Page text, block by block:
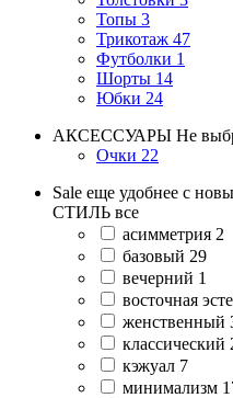
Топы 3
Трикотаж 47
Футболки 1
Шорты 14
Юбки 24
АКСЕССУАРЫ Не
Очки 22
Sale еще удобнее с
СТИЛЬ все
асимметрия 2
базовый 29
вечерний 1
восточная
женственный
классический
кэжуал 7
минимализм